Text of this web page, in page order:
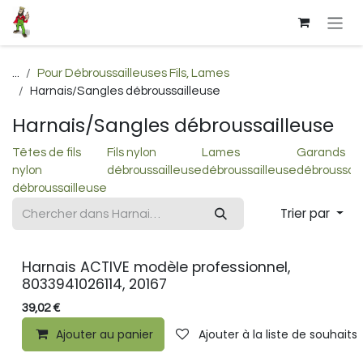
Se rendre au contenu
...
Pour Débroussailleuses Fils, Lames
Harnais/Sangles débroussailleuse
Harnais/Sangles débroussailleuse
Têtes de fils
nylon
débroussailleuse
Fils nylon
débroussailleuse
Lames
débroussailleuse
Garands
Trier par
Harnais ACTIVE modèle professionnel,
8033941026114, 20167
39,02€
Ajouter au panier Ajouter à la liste de souhaits